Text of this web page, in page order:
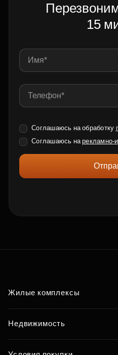
15
Соглашаюсь на обработку
Соглашаюсь нарекламно-
Жилые комплексы
Недвижимость